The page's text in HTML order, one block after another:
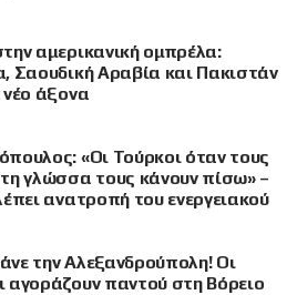
αμερικανική ομπρέλα:
Σαουδική Αραβία και Πακιστάν
νέο άξονα
«Οι Τούρκοι όταν τους
γλώσσα τους κάνουν πίσω» –
ανατροπή του ενεργειακού
την Αλεξανδρούπολη! Οι
αγοράζουν παντού στη Βόρειο